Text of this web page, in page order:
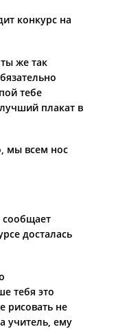
конкурс на
же так
тебе
плакат в
мы всем нос
досталась
тебя это
рисовать не
учитель, ему